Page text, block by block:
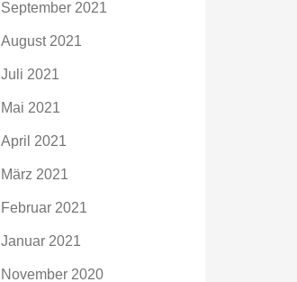
September 2021
August 2021
Juli 2021
Mai 2021
April 2021
März 2021
Februar 2021
Januar 2021
November 2020